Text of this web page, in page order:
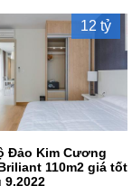
12 tỷ
Đảo Kim Cương
110m2 giá tốt
9.2022